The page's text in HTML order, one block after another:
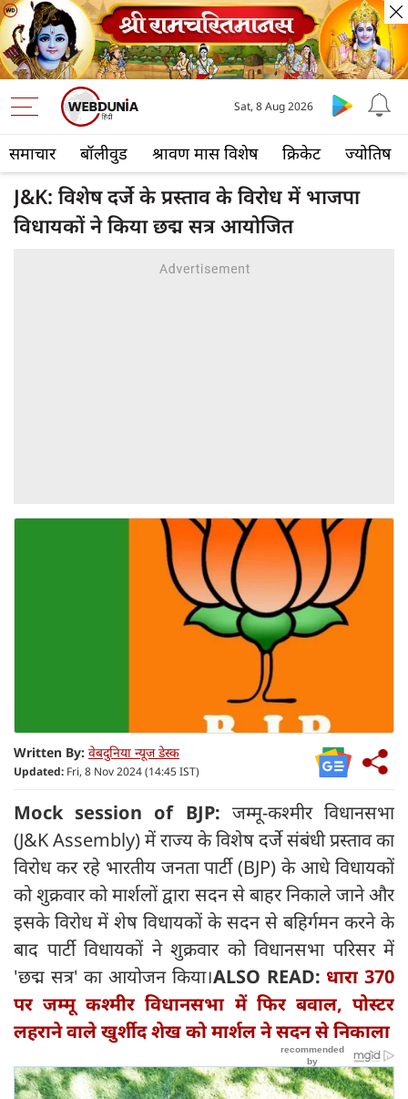
समाचार बॉलीवुड श्रावण मास विशेष क्रिकेट ज्योतिष
Sat, 8 Aug 2026
J&K: विशेष दर्जे के प्रस्ताव के विरोध में भाजपा
विधायकों ने किया छद्म सत्र आयोजित
Written By: वेबदुनिया न्यूज डेस्क
Updated: Fri, 8 Nov 2024 (14:45 IST)
Mock session of BJP: जम्मू-कश्मीर विधानसभा
(J&K Assembly) में राज्य के विशेष दर्जे संबंधी प्रस्ताव का
विरोध कर रहे भारतीय जनता पार्टी (BJP) के आधे विधायकों
को शुक्रवार को मार्शलों द्वारा सदन से बाहर निकाले जाने और
इसके विरोध में शेष विधायकों के सदन से बहिर्गमन करने के
बाद पार्टी विधायकों ने शुक्रवार को विधानसभा परिसर में
'छद्म सत्र' का आयोजन किया।ALSO READ: धारा 370
पर जम्मू कश्मीर विधानसभा में फिर बवाल, पोस्टर
लहराने वाले खुर्शीद शेख को मार्शल ने सदन से निकाला